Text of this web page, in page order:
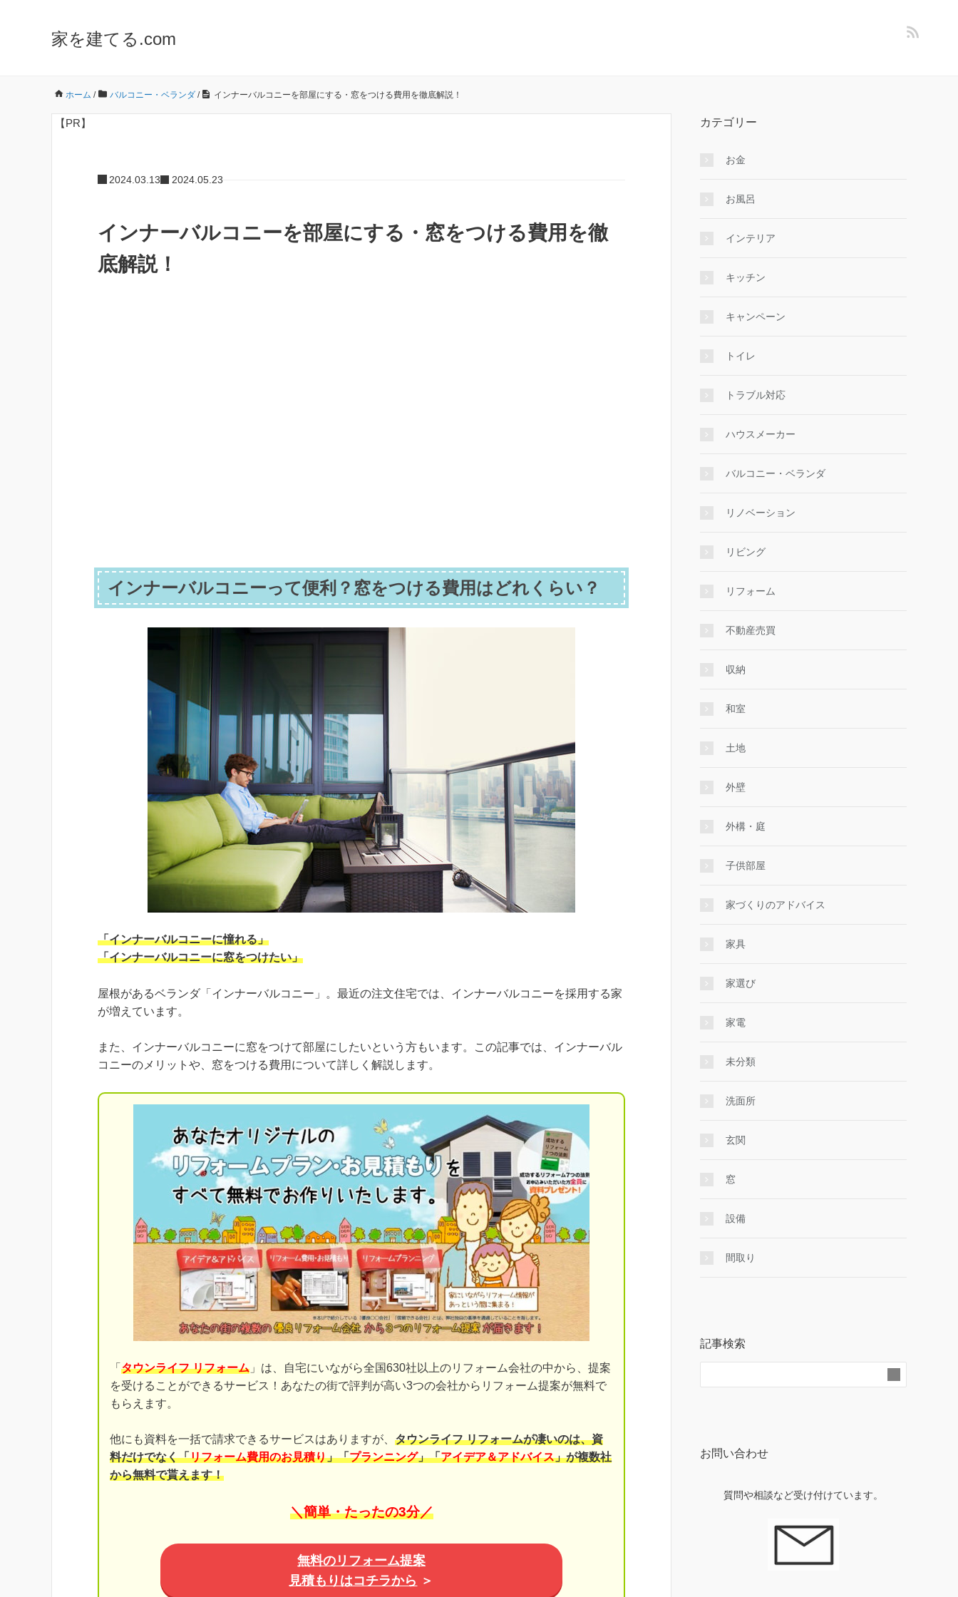
家を建てる.com
ホーム / バルコニー・ベランダ / インナーバルコニーを部屋にする・窓をつける費用を徹底解説！
【PR】
2024.03.13 2024.05.23
インナーバルコニーを部屋にする・窓をつける費用を徹
底解説！
インナーバルコニーって便利？窓をつける費用はどれくらい？
「インナーバルコニーに憧れる」
「インナーバルコニーに窓をつけたい」
屋根があるベランダ「インナーバルコニー」。最近の注文住宅では、インナーバルコニーを採用する家
が増えています。
また、インナーバルコニーに窓をつけて部屋にしたいという方もいます。この記事では、インナーバル
コニーのメリットや、窓をつける費用について詳しく解説します。
「 タウンライフ リフォーム 」は、自宅にいながら全国630社以上のリフォーム会社の中から、提案
を受けることができるサービス！あなたの街で評判が高い3つの会社からリフォーム提案が無料で
もらえます。
他にも資料を一括で請求できるサービスはありますが、 タウンライフ リフォームが凄いのは、資
料だけでなく「リフォーム費用のお見積り」「プランニング」「アイデア＆アドバイス」が複数社
から無料で貰えます！
＼簡単・たったの3分／
無料のリフォーム提案
見積もりはコチラから ＞
カテゴリー
お金
お風呂
インテリア
キッチン
キャンペーン
トイレ
トラブル対応
ハウスメーカー
バルコニー・ベランダ
リノベーション
リビング
リフォーム
不動産売買
収納
和室
土地
外壁
外構・庭
子供部屋
家づくりのアドバイス
家具
家選び
家電
未分類
洗面所
玄関
窓
設備
間取り
記事検索
お問い合わせ
質問や相談など受け付けています。